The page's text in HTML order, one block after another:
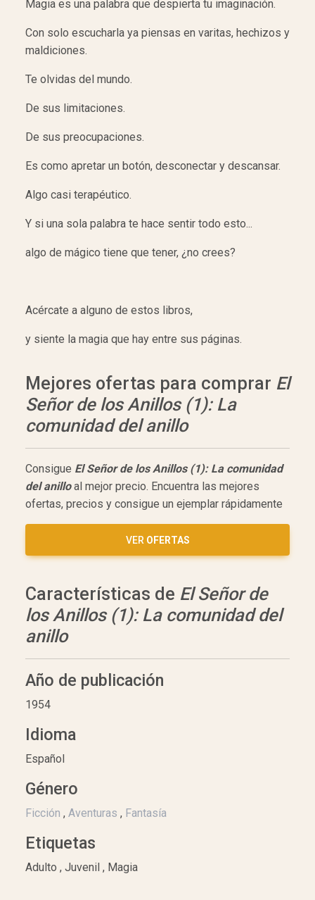
Magia es una palabra que despierta tu imaginación.
Con solo escucharla ya piensas en varitas, hechizos y
maldiciones.
Te olvidas del mundo.
De sus limitaciones.
De sus preocupaciones.
Es como apretar un botón, desconectar y descansar.
Algo casi terapéutico.
Y si una sola palabra te hace sentir todo esto...
algo de mágico tiene que tener, ¿no crees?
Acércate a alguno de estos libros,
y siente la magia que hay entre sus páginas.
Mejores ofertas para comprar El
Señor de los Anillos (1): La
comunidad del anillo
Consigue El Señor de los Anillos (1): La comunidad
del anilloal mejor precio. Encuentra las mejores
ofertas, precios y consigue un ejemplar rápidamente
VER OFERTAS
Características de El Señor de
los Anillos (1): La comunidad del
anillo
Año de publicación
1954
Idioma
Español
Género
Ficción , Aventuras , Fantasía
Etiquetas
Adulto , Juvenil , Magia